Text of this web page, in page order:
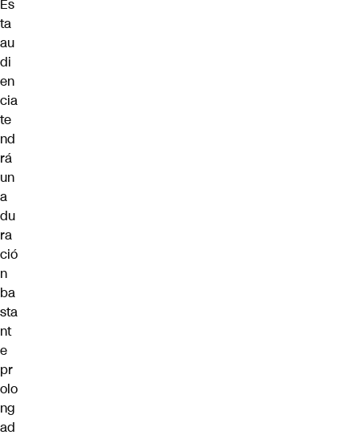
Es
ta
au
di
en
cia
te
nd
rá
un
a
du
ra
ció
n
ba
sta
nt
e
pr
olo
ng
ad